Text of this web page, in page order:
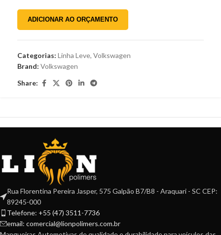
ADICIONAR AO ORÇAMENTO
Categorias: Linha Leve, Volkswagen
Brand: Volkswagen
Share:
Rua Florentina Pereira Jasper, 575 Galpão B7/B8 - Araquari - SC CEP:
89245-000
Telefone: +55 (47) 3511-7736
email: comercial@lionpolimers.com.br